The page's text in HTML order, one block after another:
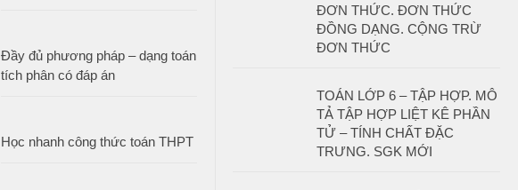
ĐƠN THỨC. ĐƠN THỨC
ĐỒNG DẠNG. CỘNG TRỪ
ĐƠN THỨC
TOÁN LỚP 6 – TẬP HỢP. MÔ
TẢ TẬP HỢP LIỆT KÊ PHẦN
TỬ – TÍNH CHẤT ĐẶC
TRƯNG. SGK MỚI
Đầy đủ phương pháp – dạng toán
tích phân có đáp án
Học nhanh công thức toán THPT